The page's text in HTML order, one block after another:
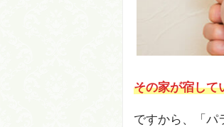
その家が宿して
ですから、「パ